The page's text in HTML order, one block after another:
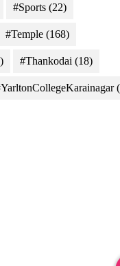
#Sports(22)
#Temple(168)
#Thankodai (18)